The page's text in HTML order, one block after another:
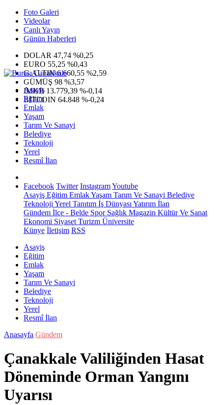
Foto Galeri
Videolar
Canlı Yayın
Günün Haberleri
DOLAR 47,74 %0,25
EURO 55,25 %0,43
G.ALTIN6.660,55 %2,59
GÜMÜŞ 98 %3,57
IMKB 13.779,39 %-0,14
BITCOIN 64.848 %-0,24
Asayiş
Eğitim
Emlak
Yaşam
Tarım Ve Sanayi
Belediye
Teknoloji
Yerel
Resmî İlan
Facebook Twitter InstagramYoutube
Asayiş Eğitim EmlakYaşam Tarım Ve Sanayi Belediye
Teknoloji Yerel Tanıtım İş Dünyası Yatırım İlan
Gündem İlçe - Belde SporSağlık Magazin Kültür Ve Sanat
Ekonomi Siyaset Turizm Üniversite
Künye İletişim RSS
Asayiş
Eğitim
Emlak
Yaşam
Tarım Ve Sanayi
Belediye
Teknoloji
Yerel
Resmî İlan
Anasayfa Gündem
Çanakkale Valiliğinden Hasat
Döneminde Orman Yangını
Uyarısı